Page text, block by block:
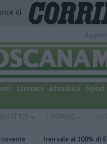
di
Cronaca Attualità Sport
LIVORNO
Iren sale al 100% di